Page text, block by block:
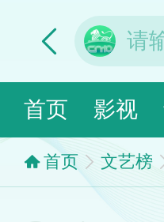
首页 影视
首页 文艺榜